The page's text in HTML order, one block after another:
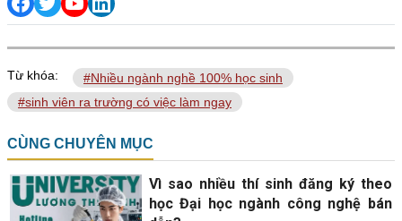
Từ khóa:
#Nhiều ngành nghề 100% học sinh
#sinh viên ra trường có việc làm ngay
CÙNG CHUYÊN MỤC
Vì sao nhiều thí sinh đăng ký theo
học Đại học ngành công nghệ bán